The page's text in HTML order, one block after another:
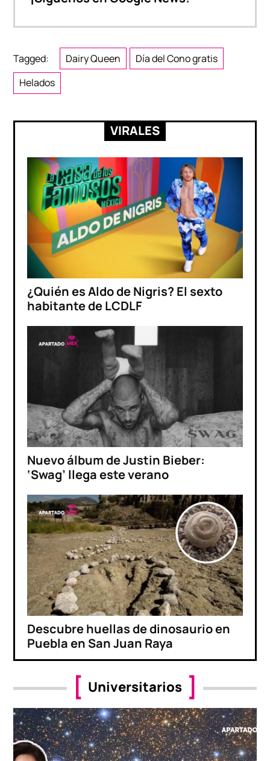
Tagged: Dairy Queen
Día del Cono gratis
Helados
VIRALES
¿Quién es Aldo de Nigris? El sexto
habitante de LCDLF
Nuevo álbum de Justin Bieber:
‘Swag’ llega este verano
Descubre huellas de dinosaurio en
Puebla en San Juan Raya
Universitarios